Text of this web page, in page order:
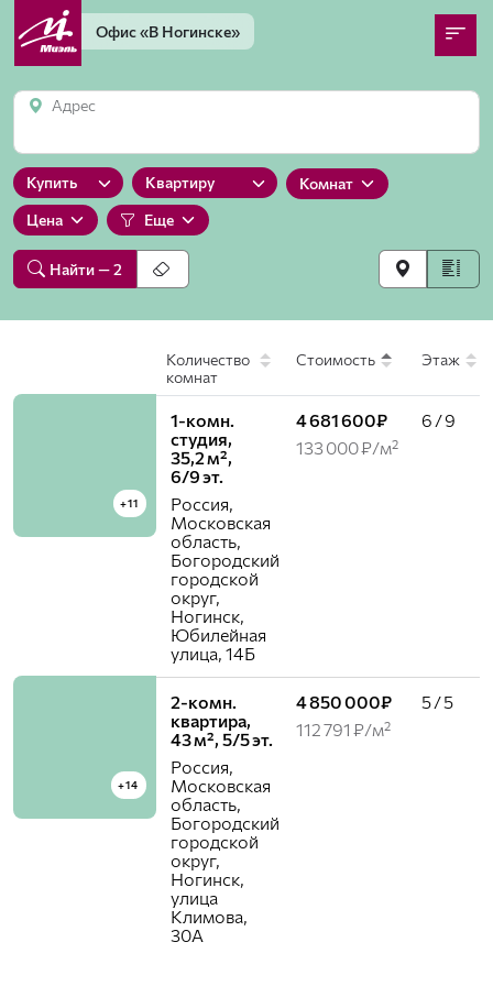
Офис«В Ногинске»
Адрес
Купить Квартиру
Комнат
Цена
Еще
Найти— 2
Количество
комнат
Стоимость Этаж
+11
1-комн.
студия,
35,2 м²,
6/9 эт.
Россия,
Московская
область,
Богородский
городской
округ,
Ногинск,
Юбилейная
улица, 14Б
4 681 600₽
133 000 ₽/м²
6 / 9
+14
2-комн.
квартира,
43 м², 5/5 эт.
Россия,
Московская
область,
Богородский
городской
округ,
Ногинск,
улица
Климова,
30А
4 850 000₽
112 791 ₽/м²
5 / 5